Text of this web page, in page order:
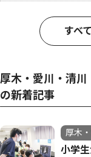
すべ
厚木・愛川・清川
の新着記事
厚木
小学